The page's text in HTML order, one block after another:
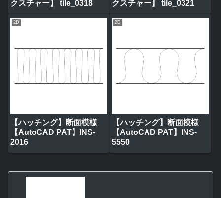
クスチャー】 tile_0318
クスチャー】 tile_0321
2D
【ハッチング】断面模様
【AutoCAD PAT】INS-
2016
2D
【ハッチング】断面模様
【AutoCAD PAT】INS-
5550